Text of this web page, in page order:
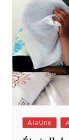
A la Une